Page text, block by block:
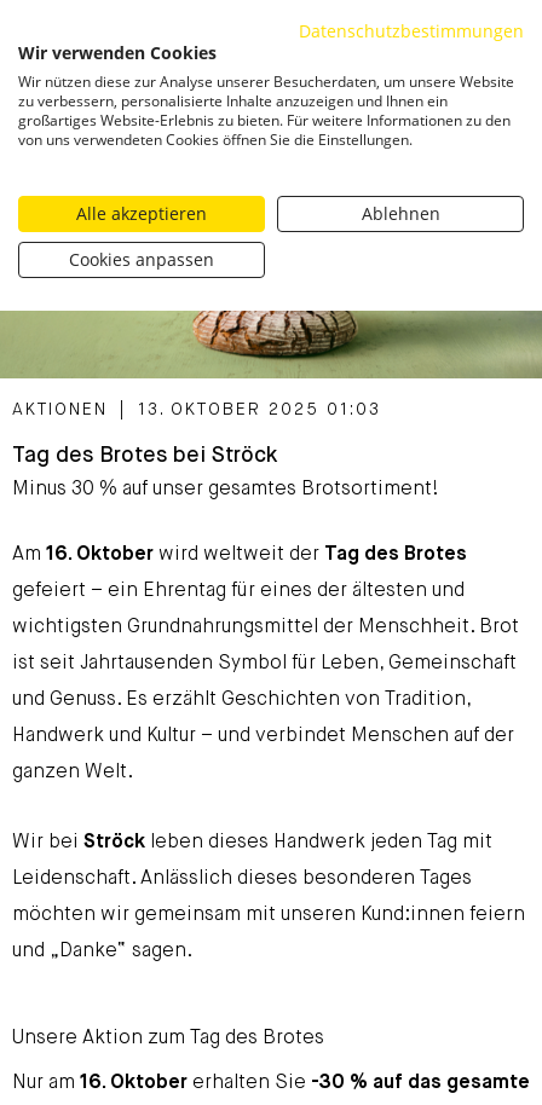
CATEGORIZED AS
AKTIONEN 13. OKTOBER 2025 01:03
Tag des Brotes bei Ströck
Minus 30 % auf unser gesamtes Brotsortiment!
Am 16. Oktober wird weltweit der
Tag des Brotes
gefeiert – ein Ehrentag für eines der ältesten und
wichtigsten Grundnahrungsmittel der Menschheit. Brot
ist seit Jahrtausenden Symbol für Leben, Gemeinschaft
und Genuss. Es erzählt Geschichten von Tradition,
Handwerk und Kultur – und verbindet Menschen auf der
ganzen Welt.
Wir bei Ströck leben dieses Handwerk jeden Tag mit
Leidenschaft. Anlässlich dieses besonderen Tages
möchten wir gemeinsam mit unseren Kund:innen feiern
und „Danke“ sagen.
Unsere Aktion zum Tag des Brotes
Nur am 16. Oktober erhalten Sie -30 % auf das gesamte
Datenschutzbestimmungen
Wir verwenden Cookies
Wir nützen diese zur Analyse unserer Besucherdaten, um unsere Website
zu verbessern, personalisierte Inhalte anzuzeigen und Ihnen ein
großartiges Website-Erlebnis zu bieten. Für weitere Informationen zu den
von uns verwendeten Cookies öffnen Sie die Einstellungen.
Alle akzeptieren
Ablehnen
Cookies anpassen